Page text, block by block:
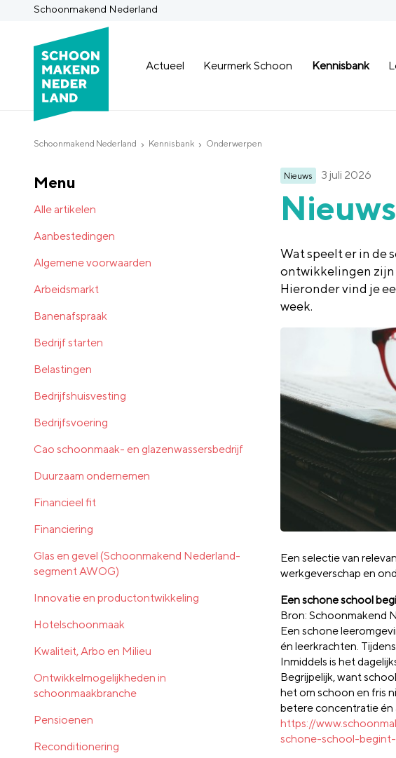
Schoonmakend Nederland
Actueel Keurmerk Schoon Kennisbank
Schoonmakend Nederland Kennisbank Onderwerpen
Nieuws 3 juli 2026
Wat speelt er in de
ontwikkelingen zijn
Hieronder vind je
week.
Een selectie van
werkgeverschap en
Een schone school
Bron: Schoonmakend
Een schone
én leerkrachten.
Inmiddels is het
Begrijpelijk, want
het om schoon en fris
betere concentratie én
https://
schone-school-
Menu
Alle artikelen
Aanbestedingen
Algemene voorwaarden
Arbeidsmarkt
Banenafspraak
Bedrijf starten
Belastingen
Bedrijfshuisvesting
Bedrijfsvoering
Cao schoonmaak- en glazenwassersbedrijf
Duurzaam ondernemen
Financieel fit
Financiering
Glas en gevel (Schoonmakend Nederland-
segment AWOG)
Innovatie en productontwikkeling
Hotelschoonmaak
Kwaliteit, Arbo en Milieu
Ontwikkelmogelijkheden in
schoonmaakbranche
Pensioenen
Reconditionering